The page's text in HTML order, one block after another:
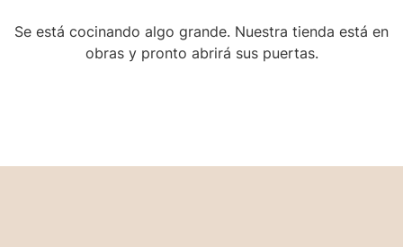
Se está cocinando algo grande. Nuestra tienda está en
obras y pronto abrirá sus puertas.